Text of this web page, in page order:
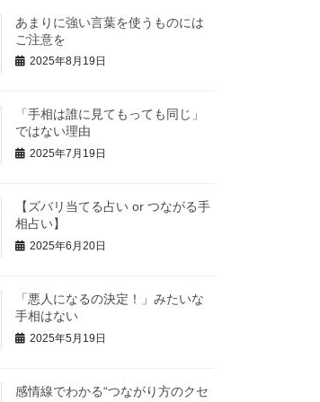
あまりに強い言葉を使うものには
ご注意を
2025年8月19日
「手相は誰に見てもっても同じ」
ではない理由
2025年7月19日
【ズバリ当てる占い or つながる手
相占い】
2025年6月20日
「悪人になるの決定！」みたいな
手相はない
2025年5月19日
感情線でわかる“つながり方のクセ